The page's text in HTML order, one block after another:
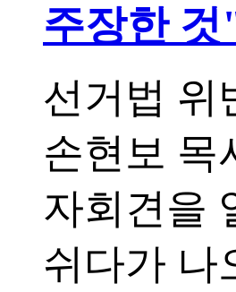
주장한 것
선거법 위
손현보 목
자회견을
쉬다가